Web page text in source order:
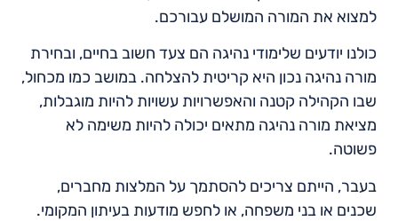
למצוא את המורה המושלם עבורכם.
כולנו יודעים שלימודי נהיגה הם צעד חשוב בחיים, ובחירת
מורה נהיגה נכון היא קריטית להצלחה. במושב כמו מכחול,
שבו הקהילה קטנה והאפשרויות עשויות להיות מוגבלות,
מציאת מורה נהיגה מתאים יכולה להיות משימה לא
פשוטה.
בעבר, הייתם צריכים להסתמך על המלצות מחברים,
שכנים או בני משפחה, או לחפש מודעות בעיתון המקומי.